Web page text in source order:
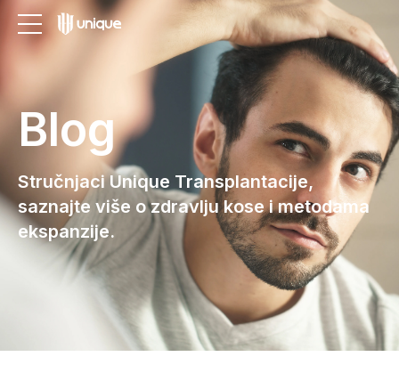
Blog
Stručnjaci Unique Transplantacije,
saznajte više o zdravlju kose i metodama
ekspanzije.